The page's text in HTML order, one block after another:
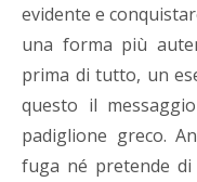
evidente e
una forma più
prima di tutto, un
questo il
padiglione greco.
fuga né pretende